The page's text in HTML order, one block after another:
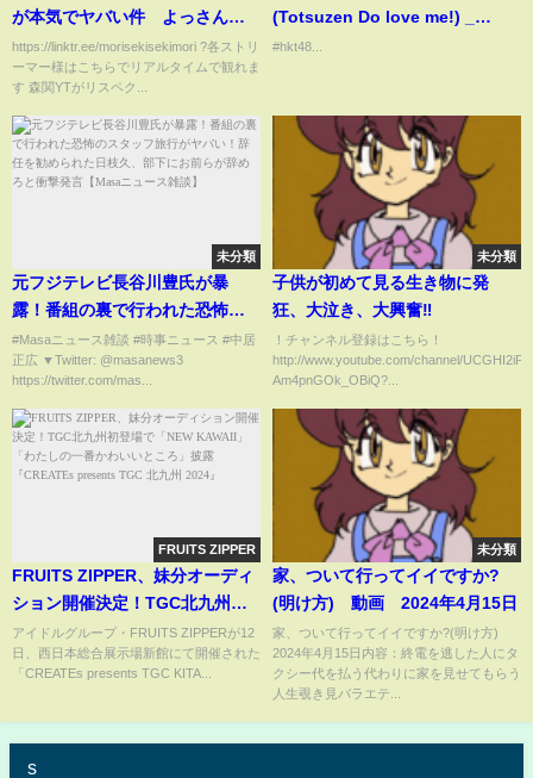
が本気でヤバい件 よっさんニ
ュース
https://linktr.ee/morisekisekimori ?各ストリ
ーマー様はこちらでリアルタイムで観れま
す 森関YTがリスペク...
(Totsuzen Do love me!) _
#hkt48...
未分類
元フジテレビ長谷川豊氏が暴
露！番組の裏で行われた恐怖の
スタッフ旅行がヤバい！辞任を
勧められた日枝久、部下にお前
らが辞めろと衝撃発言【Masaニ
ュース雑談】
#Masaニュース雑談 #時事ニュース #中居
正広 ▼Twitter: @masanews3
https://twitter.com/mas...
未分類
子供が初めて見る生き物に発
狂、大泣き、大興奮‼︎
！チャンネル登録はこちら！
http://www.youtube.com/channel/
Am4pnGOk_OBiQ?...
FRUITS ZIPPER
FRUITS ZIPPER、妹分オーディ
ション開催決定！TGC北九州初
登場で「NEW KAWAII」「わた
しの一番かわいいところ」披
露 『CREATEs presents TGC
アイドルグループ・FRUITS ZIPPERが12
日、西日本総合展示場新館にて開催された
「CREATEs presents TGC KITA...
未分類
家、ついて行ってイイですか?
(明け方) 動画 2024年4月15日
家、ついて行ってイイですか?(明け方)
2024年4月15日内容：終電を逃した人にタ
クシー代を払う代わりに家を見せてもらう
人生覗き見バラエテ...
s